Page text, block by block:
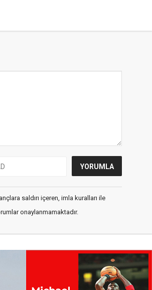
saldırı içeren, imla kuralları ile
onaylanmamaktadır.